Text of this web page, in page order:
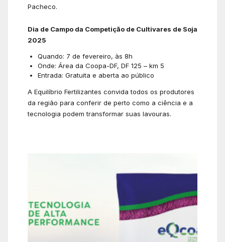
Pacheco.
Dia de Campo da Competição de Cultivares de Soja
2025
Quando: 7 de fevereiro, às 8h
Onde: Área da Coopa-DF, DF 125 – km 5
Entrada: Gratuita e aberta ao público
A Equilíbrio Fertilizantes convida todos os produtores
da região para conferir de perto como a ciência e a
tecnologia podem transformar suas lavouras.